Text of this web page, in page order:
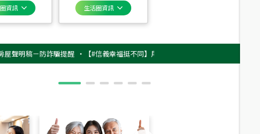
資訊 生活圈資訊
－防詐騙提醒 ‧【#信義幸福挺不同】用實力，讓升職免抽號碼牌！最新雇主品